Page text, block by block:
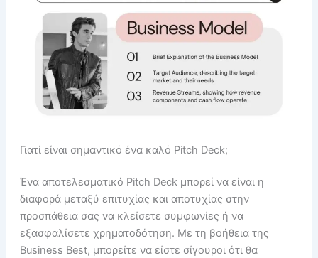
Γιατί είναι σημαντικό ένα καλό Pitch Deck;
Ένα αποτελεσματικό Pitch Deck μπορεί να είναι η
διαφορά μεταξύ επιτυχίας και αποτυχίας στην
προσπάθεια σας να κλείσετε συμφωνίες ή να
εξασφαλίσετε χρηματοδότηση. Με τη βοήθεια της
Business Best, μπορείτε να είστε σίγουροι ότι θα